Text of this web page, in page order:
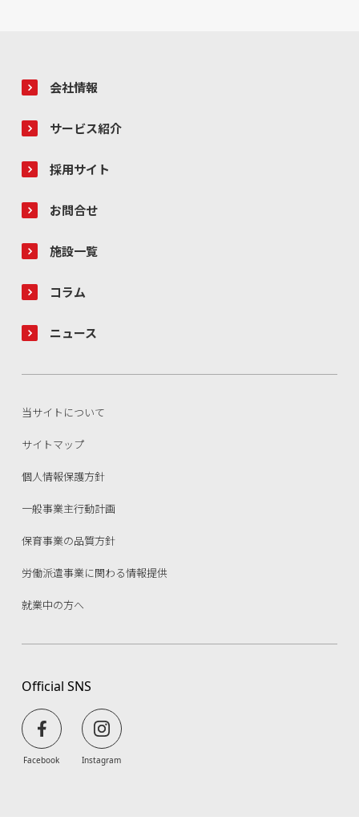
会社情報
サービス紹介
採用サイト
お問合せ
施設一覧
コラム
ニュース
Official SNS
Facebook Instagram
当サイトについて
サイトマップ
個人情報保護方針
一般事業主行動計画
保育事業の品質方針
労働派遣事業に関わる情報提供
就業中の方へ